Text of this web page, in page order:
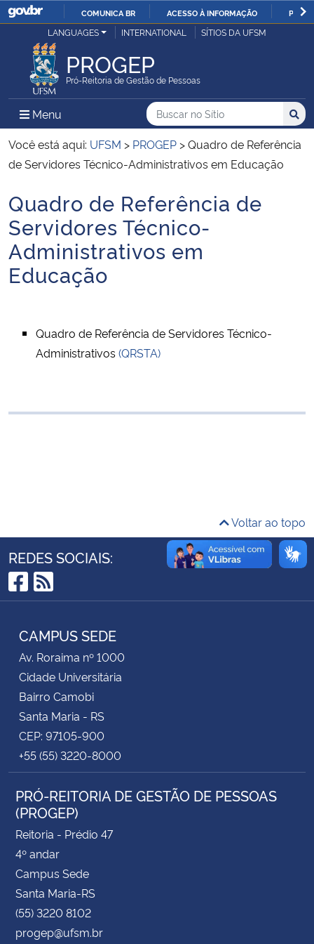
IR
COMUNICA BR ACESSO À INFORMAÇÃO
Ministério da Justiça e Segurança Pública
Ministério da Defesa
Ministério das Relações Exteriores
Ministério da Infraestrutura
Ministério da Agricultura, Pecuária e Abastecimento
Ministério da Educação
Controladoria-Geral da União
Secretaria-Geral
Secretaria de Governo
Gabinete de Segurança Institucional
Advocacia-Geral da União
Banco Central do Brasil
Planalto
LANGUAGES INTERNATIONAL SÍTIOS DA UFSM
PROGEP
Pró-Reitoria de Gestão de Pessoas
Menu Menu Principal do Sítio
Busca
Buscar no no Sítio
Busca:
Você está aqui: UFSM > PROGEP >Quadro de Referência
de Servidores Técnico-Administrativos em Educação
Início do conteúdo
Quadro de Referência de
Servidores Técnico-
Administrativos em
Educação
Quadro de Referência de Servidores Técnico-
Administrativos(QRSTA)
Voltar ao topo
REDES SOCIAIS:
Facebook
RSS
CAMPUS SEDE
Av. Roraima nº 1000
Cidade Universitária
Bairro Camobi
Santa Maria - RS
CEP: 97105-900
+55 (55) 3220-8000
PRÓ-REITORIA DE GESTÃO DE PESSOAS
(PROGEP)
Reitoria - Prédio 47
4º andar
Campus Sede
Santa Maria-RS
(55) 3220 8102
progep@ufsm.br